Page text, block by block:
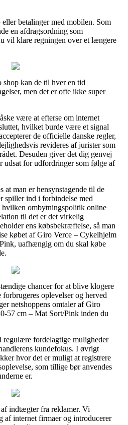
betalinger med mobilen. Som
en afdragsordning som
vil klare regningen over et længere
kan de til hver en tid
men det er ofte ikke super
være at efterse om internet
hvilket burde være et signal
de officielle danske regler,
revideres af jurister som
Desuden giver det dig genvej
for udfordringer som følge af
at man er hensynstagende til de
spiller ind i forbindelse med
hvilken ombytningspolitik online
til det er det virkelig
ens købsbekræftelse, så man
købet af Giro Verce – Cykelhjelm
uafhængig om du skal købe
chancer for at blive klogere
oplevelser og herved
netshoppens omtaler af Giro
57 cm – Mat Sort/Pink inden du
regulære fordelagtige muligheder
kundefokus. I øvrigt
hvor det er muligt at registrere
som tillige bør anvendes
er.
indtægter fra reklamer. Vi
af internet firmaer og introducerer